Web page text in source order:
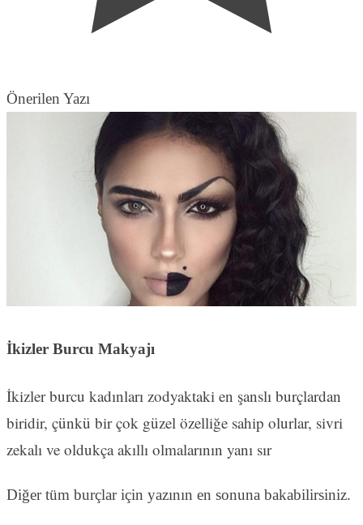
Önerilen Yazı
İkizler Burcu Makyajı
İkizler burcu kadınları zodyaktaki en şanslı burçlardan
biridir, çünkü bir çok güzel özelliğe sahip olurlar, sivri
zekalı ve oldukça akıllı olmalarının yanı sır
Diğer tüm burçlar için yazının en sonuna bakabilirsiniz.